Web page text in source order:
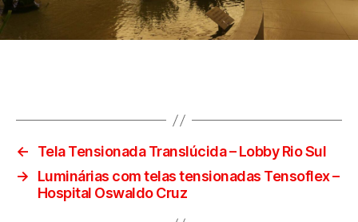
←
Tela Tensionada Translúcida – Lobby Rio Sul
→
Luminárias com telas tensionadas Tensoflex –
Hospital Oswaldo Cruz